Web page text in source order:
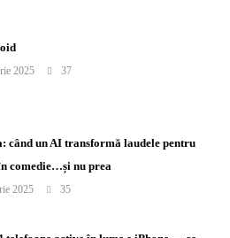
2025 37
când un AI transformă laudele pentru
comedie…și nu prea
2025 35